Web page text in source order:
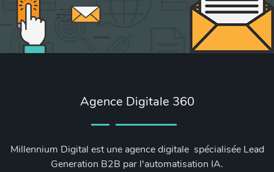
Agence Digitale 360
Millennium Digital est une agence digitale spécialisée Lead
Generation B2B par l'automatisation IA.